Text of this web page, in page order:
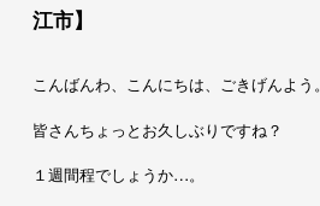
江市】
こんばんわ、こんにちは、ごきげんよう。
皆さんちょっとお久しぶりですね？
１週間程でしょうか…。